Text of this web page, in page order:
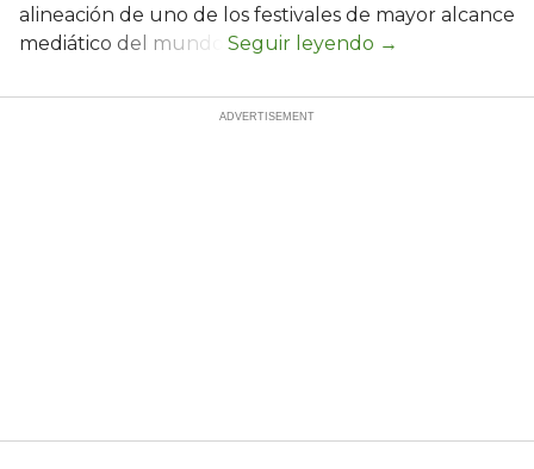
alineación de uno de los festivales de mayor alcance
mediático del mundo.